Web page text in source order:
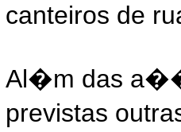
canteiros de
Al�m das
previstas